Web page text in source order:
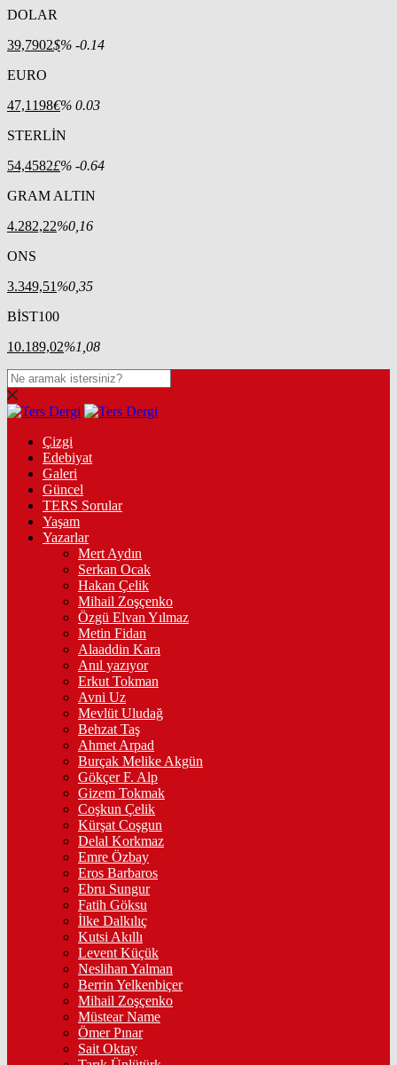
DOLAR
39,7902$% -0.14
EURO
47,1198€% 0.03
STERLİN
54,4582£% -0.64
GRAM ALTIN
4.282,22%0,16
ONS
3.349,51 %0,35
BİST100
10.189,02%1,08
Çizgi
Edebiyat
Galeri
Güncel
TERS Sorular
Yaşam
Yazarlar
Mert Aydın
Serkan Ocak
Hakan Çelik
Mihail Zoşçenko
Özgü Elvan Yılmaz
Metin Fidan
Alaaddin Kara
Anıl yazıyor
Erkut Tokman
Avni Uz
Mevlüt Uludağ
Behzat Taş
Ahmet Arpad
Burçak Melike Akgün
Gökçer F. Alp
Gizem Tokmak
Coşkun Çelik
Kürşat Coşgun
Delal Korkmaz
Emre Özbay
Eros Barbaros
Ebru Sungur
Fatih Göksu
İlke Dalkılıç
Kutsi Akıllı
Levent Küçük
Neslihan Yalman
Berrin Yelkenbiçer
Mihail Zoşçenko
Müstear Name
Ömer Pınar
Sait Oktay